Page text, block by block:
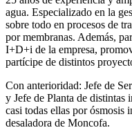
agua. Especializado en la
sobre todo en procesos de
por membranas. Además,
I+D+i de la empresa,
partícipe de distintos
Con anterioridad: Jefe de
y Jefe de Planta de distintas
casi todas ellas por ósmosis
desaladora de Moncofa.